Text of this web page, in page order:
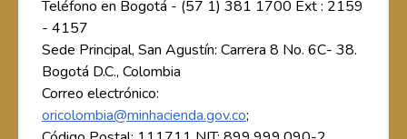
Teléfono en Bogotá - (57 1) 381 1700 Ext : 2159
- 4157
Sede Principal, San Agustín: Carrera 8 No. 6C- 38.
Bogotá D.C., Colombia
Correo electrónico:
oricolombia@minhacienda.gov.co;